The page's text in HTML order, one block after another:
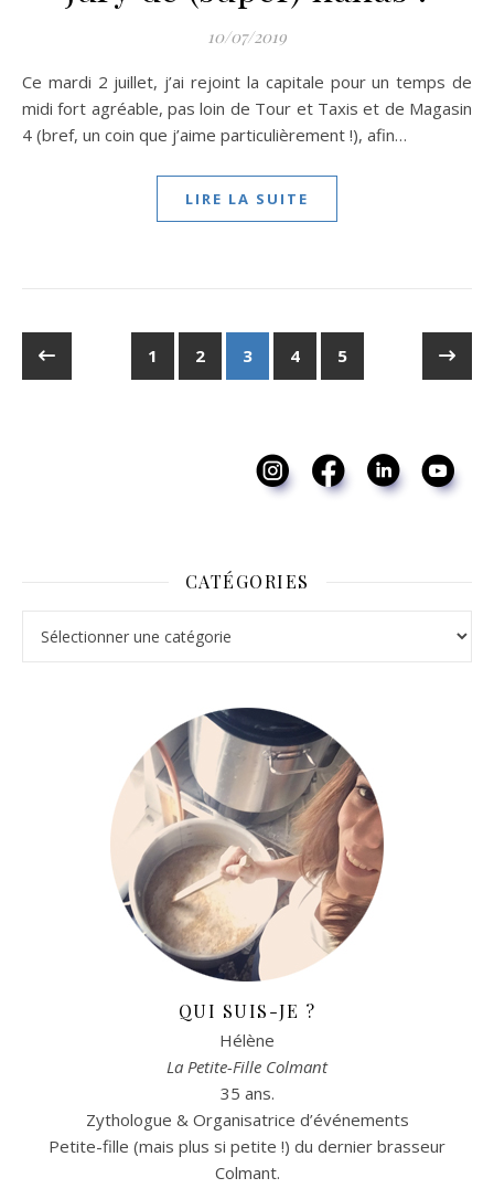
10/07/2019
Ce mardi 2 juillet, j’ai rejoint la capitale pour un temps de
midi fort agréable, pas loin de Tour et Taxis et de Magasin
4 (bref, un coin que j’aime particulièrement !), afin…
LIRE LA SUITE
1 2 3 4 5
CATÉGORIES
QUI SUIS-JE ?
Hélène
La Petite-Fille Colmant
35 ans.
Zythologue & Organisatrice d’événements
Petite-fille (mais plus si petite !) du dernier brasseur
Colmant.